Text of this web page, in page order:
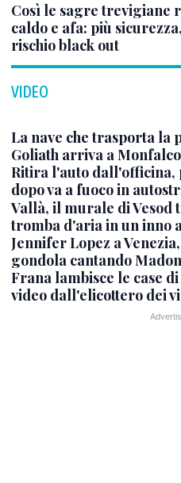
Così le sagre trevigiane
caldo e afa: più
rischio black out
VIDEO
La nave che trasporta la
Goliath arriva a
Ritira l'auto dall'officina,
dopo va a fuoco in
Vallà, il murale di Vesod
tromba d'aria in un inno
Jennifer Lopez a
gondola cantando
Frana lambisce le case
video dall'elicottero dei